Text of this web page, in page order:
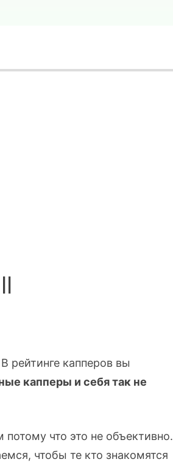
рейтинге капперов вы
капперы и себя так не
что это не объективно.
чтобы те кто знакомятся